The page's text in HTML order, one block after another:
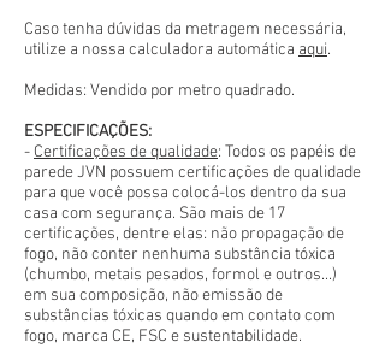
Caso tenha dúvidas da metragem necessária,
utilize a nossa calculadora automática aqui.
Medidas: Vendido por metro quadrado.
ESPECIFICAÇÕES:
- Certificações de qualidade: Todos os papéis de
parede JVN possuem certificações de qualidade
para que você possa colocá-los dentro da sua
casa com segurança. São mais de 17
certificações, dentre elas: não propagação de
fogo, não conter nenhuma substância tóxica
(chumbo, metais pesados, formol e outros...)
em sua composição, não emissão de
substâncias tóxicas quando em contato com
fogo, marca CE, FSC e sustentabilidade.